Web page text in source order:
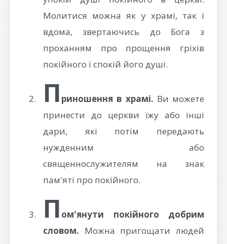
Молитися можна як у храмі, так і
вдома, звертаючись до Бога з
проханням про прощення гріхів
покійного і спокій його душі.
П риношення в храмі. Ви можете
принести до церкви їжу або інші
дари, які потім передають
нужденним або
священнослужителям на знак
пам'яті про покійного.
П ом'янути покійного добрим
словом. Можна пригощати людей